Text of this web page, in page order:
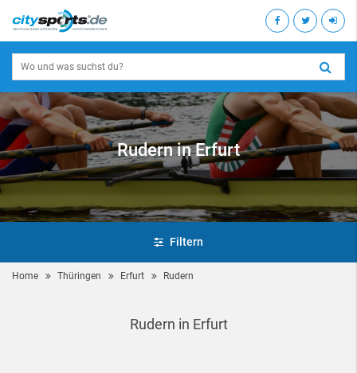
Rudern in Erfurt
Filtern
Home Thüringen Erfurt Rudern
Rudern in Erfurt